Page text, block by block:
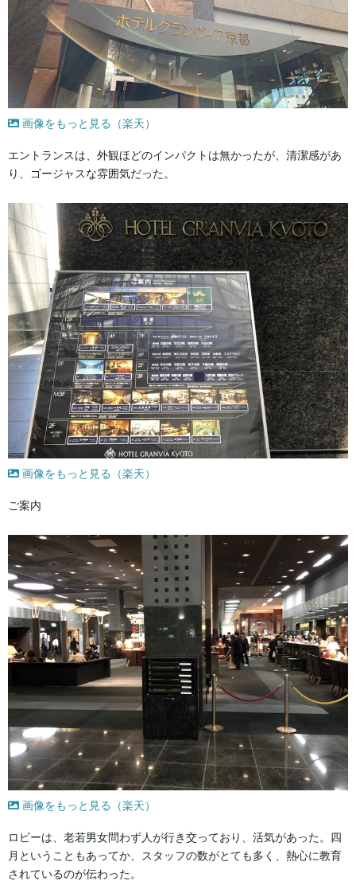
画像をもっと見る（楽天）
エントランスは、外観ほどのインパクトは無かったが、清潔感があ
り、ゴージャスな雰囲気だった。
画像をもっと見る（楽天）
ご案内
画像をもっと見る（楽天）
ロビーは、老若男女問わず人が行き交っており、活気があった。四
月ということもあってか、スタッフの数がとても多く、熱心に教育
されているのが伝わった。